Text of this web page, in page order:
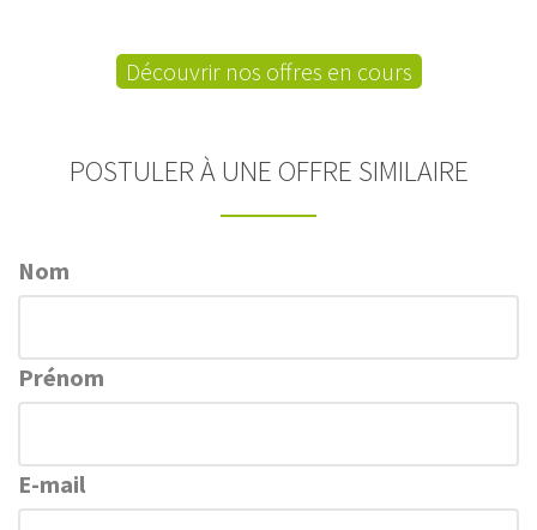
Découvrir nos offres en cours
POSTULER À UNE OFFRE SIMILAIRE
Nom
Prénom
E-mail